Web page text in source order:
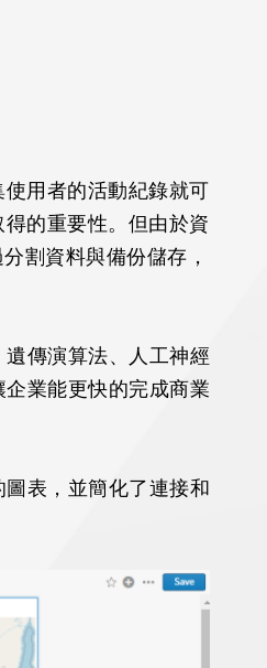
用者的活動紀錄就可
的重要性。但由於資
割資料與備份儲存，
傳演算法、人工神經
業能更快的完成商業
表，並簡化了連接和